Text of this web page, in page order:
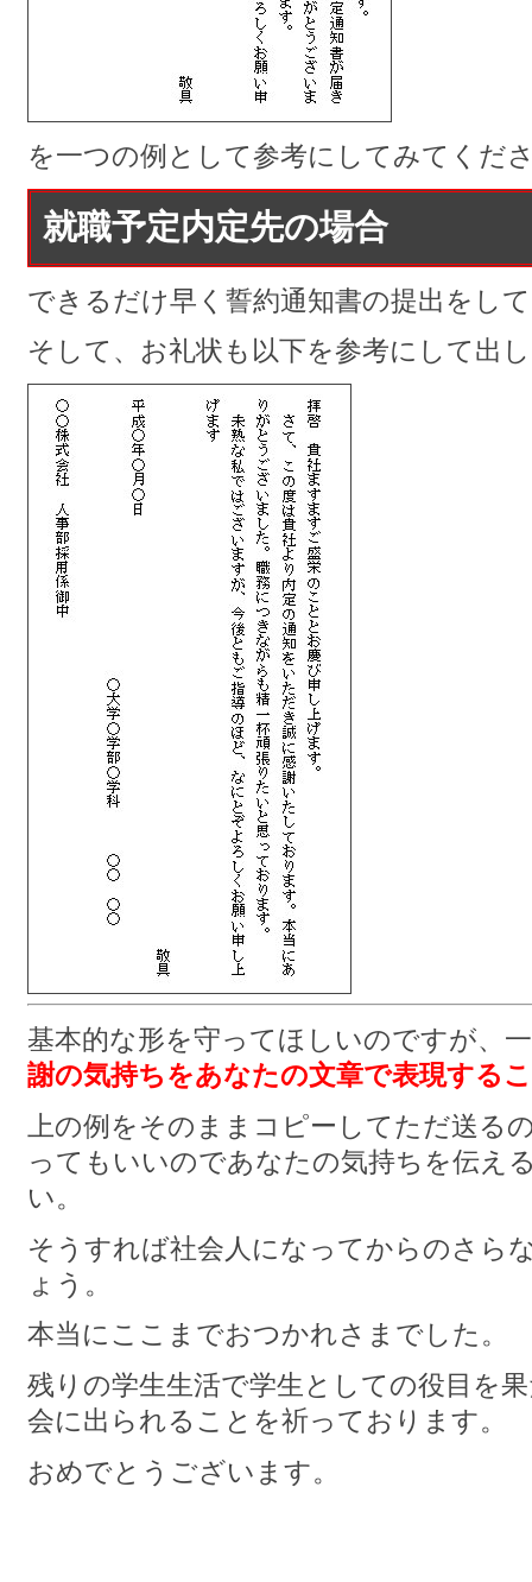
を一つの例として参考にしてみてくだ
就職予定内定先の場合
できるだけ早く誓約通知書の提出をし
そして、お礼状も以下を参考にして出
基本的な形を守ってほしいのですが、
謝の気持ちをあなたの文章で表現する
上の例をそのままコピーしてただ送る
ってもいいのであなたの気持ちを伝え
い。
そうすれば社会人になってからのさら
ょう。
本当にここまでおつかれさまでした。
残りの学生生活で学生としての役目を
会に出られることを祈っております。
おめでとうございます。